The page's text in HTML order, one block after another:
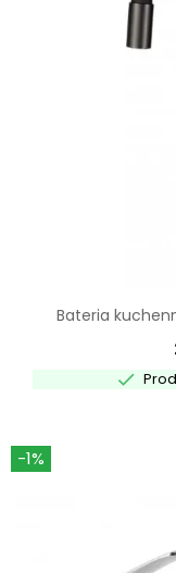
Bateria

-1%